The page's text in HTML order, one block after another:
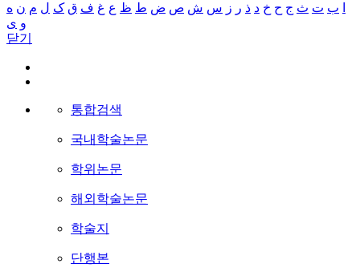
ب ت ث ج ح خ د ذ ر ز س ش ص ض ط ظ ع غ ف ق ک ل م ن ه
و ی
닫기
통합검색
국내학술논문
학위논문
해외학술논문
학술지
단행본